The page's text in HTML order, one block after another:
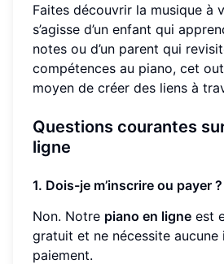
Faites découvrir la musique à
s’agisse d’un enfant qui
notes ou d’un parent qui
compétences au piano, cet
moyen de créer des liens à
Questions courantes
ligne
1. Dois-je m’inscrire ou payer ?
Non. Notre piano en ligne est
gratuit et ne nécessite aucune
paiement.